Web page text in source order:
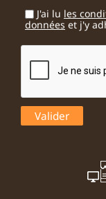
J'ai lu les
données et j'y